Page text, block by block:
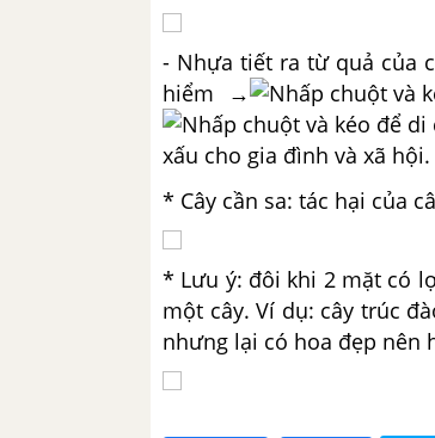
- Nhựa tiết ra từ quả của
hiểm
→
xấu cho gia đình và xã hội.
* Cây cần sa: tác hại của
* Lưu ý: đôi khi 2 mặt có
một cây. Ví dụ: cây trúc
nhưng lại có hoa đẹp nên